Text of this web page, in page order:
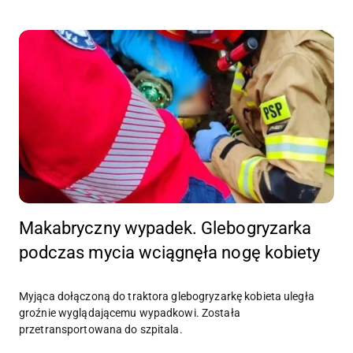
Makabryczny wypadek. Glebogryzarka
podczas mycia wciągnęła nogę kobiety
Myjąca dołączoną do traktora glebogryzarkę kobieta uległa
groźnie wyglądającemu wypadkowi. Została
przetransportowana do szpitala.